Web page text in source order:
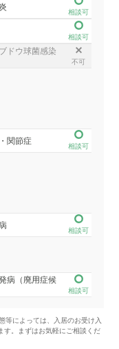
相談可
相談可
ドウ球菌感染
不可
関節症
相談可
相談可
病（廃用症候
相談可
等によっては、入居のお受け入
す。まずはお気軽にご相談くだ